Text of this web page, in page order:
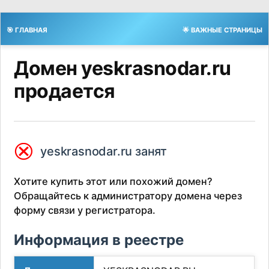
🎯 ГЛАВНАЯ 🌟 ВАЖНЫЕ СТРАНИЦЫ
Домен yeskrasnodar.ru
продается
⮿ yeskrasnodar.ru занят
Хотите купить этот или похожий домен?
Обращайтесь к администратору домена через
форму связи у регистратора.
Информация в реестре